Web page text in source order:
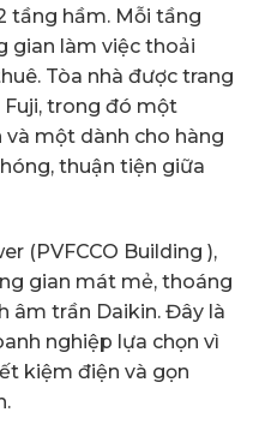
tầng hầm. Mỗi tầng
gian làm việc thoải
Tòa nhà được trang
trong đó một
một dành cho hàng
thuận tiện giữa
(PVFCCO Building ),
gian mát mẻ, thoáng
âm trần Daikin. Đây là
nghiệp lựa chọn vì
kiệm điện và gọn